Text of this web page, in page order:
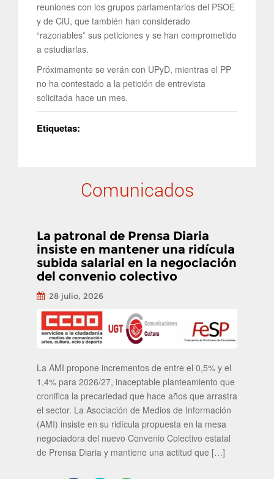
reuniones con los grupos parlamentarios del PSOE
y de CiU, que también han considerado
“razonables” sus peticiones y se han comprometido
a estudiarlas.
Próximamente se verán con UPyD, mientras el PP
no ha contestado a la petición de entrevista
solicitada hace un mes.
Etiquetas:
Comunicados
La patronal de Prensa Diaria
insiste en mantener una ridícula
subida salarial en la negociación
del convenio colectivo
28 julio, 2026
La AMI propone incrementos de entre el 0,5% y el
1,4% para 2026/27, inaceptable planteamiento que
cronifica la precariedad que hace años que arrastra
el sector. La Asociación de Medios de Información
(AMI) insiste en su ridícula propuesta en la mesa
negociadora del nuevo Convenio Colectivo estatal
de Prensa Diaria y mantiene una actitud que […]